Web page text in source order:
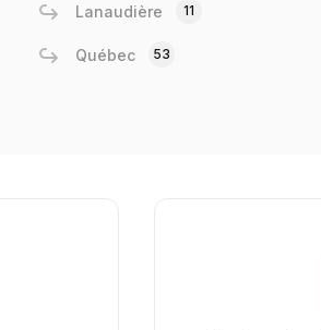
Lanaudière 11
Québec 53